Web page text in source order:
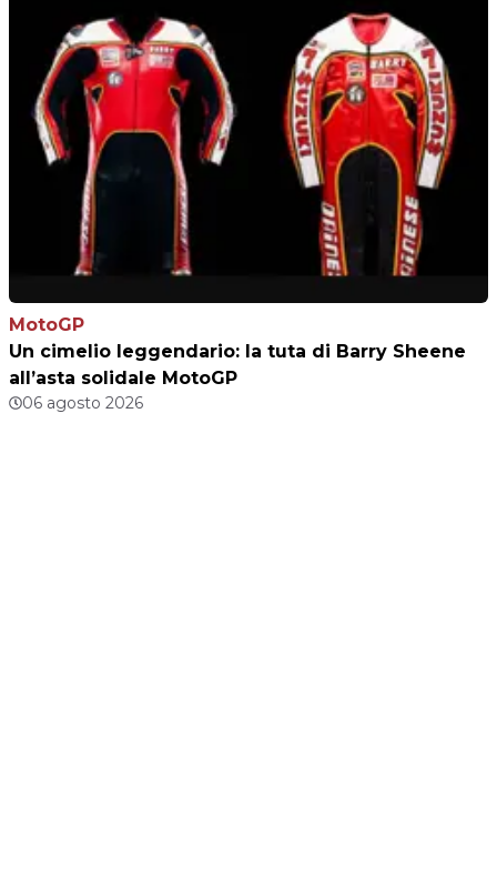
MotoGP
Un cimelio leggendario: la tuta di Barry Sheene
all’asta solidale MotoGP
06 agosto 2026